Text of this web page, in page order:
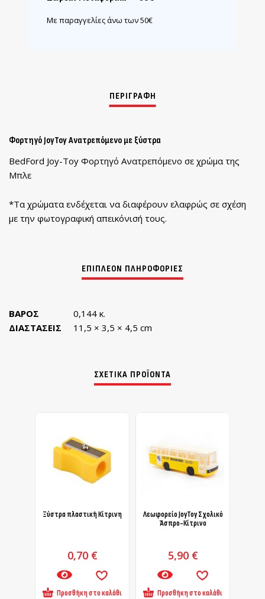
Με παραγγελίες άνω των 50€
Φορτηγό JoyToy Ανατρεπόμενο με ξύστρα
BedFord Joy-Toy Φορτηγό Ανατρεπόμενο σε χρώμα της
Μπλε
*Τα χρώματα ενδέχεται να διαφέρουν ελαφρώς σε σχέση
με την φωτογραφική απεικόνισή τους.
ΒΆΡΟΣ
0,144 κ.
ΔΙΑΣΤΆΣΕΙΣ
11,5 × 3,5 × 4,5 cm
ΣΧΕΤΙΚΆ ΠΡΟΪΌΝΤΑ
Ξύστρα πλαστική Κίτρινη
0,70 €
Προσθήκη στο καλάθι
Λεωφορείο JoyToy Σχολικό
Άσπρο-Κίτρινο
5,90 €
Προσθήκη στο καλάθι